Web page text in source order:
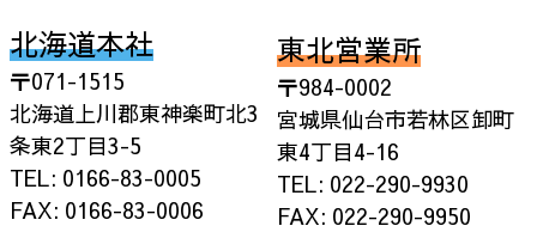
北海道本社
〒071-1515
北海道上川郡東神楽町北3
条東2丁目3-5
TEL: 0166-83-0005
FAX: 0166-83-0006
東北営業所
〒984-0002
宮城県仙台市若林区卸町
東4丁目4-16
TEL: 022-290-9930
FAX: 022-290-9950